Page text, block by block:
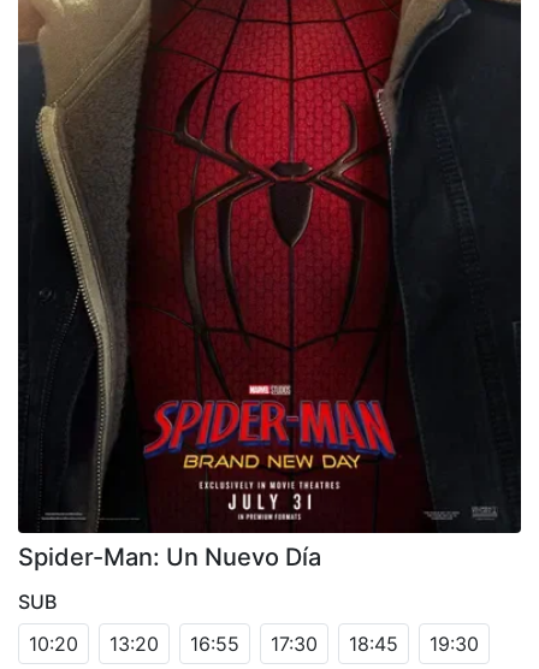
Spider-Man: Un Nuevo Día
SUB
10:20
13:20 16:55 17:30 18:45 19:30